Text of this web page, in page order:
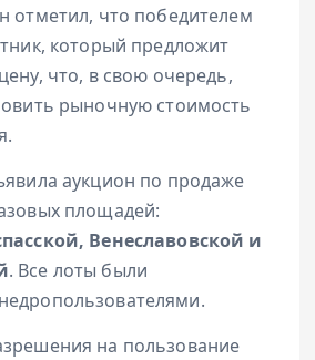
отметил, что победителем
который предложит
что, в свою очередь,
рыночную стоимость
аукцион по продаже
площадей:
Венеславовской и
. Все лоты были
на пользование